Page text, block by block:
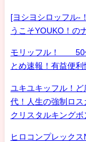
[ヨシヨシロッフル-
うこそYOUKO！の
モリッフル！ 50代
とめ速報！有益便
ユキユキッフル！
代！人生の強制ロ
クリスタルキング
ヒロコンプレック